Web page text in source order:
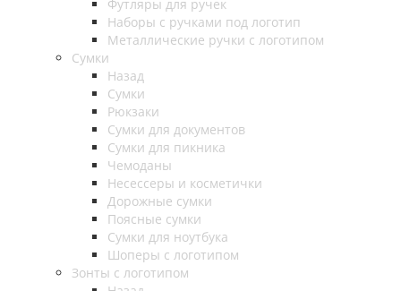
Футляры для ручек
Наборы с ручками под логотип
Металлические ручки с логотипом
Сумки
Назад
Сумки
Рюкзаки
Сумки для документов
Сумки для пикника
Чемоданы
Несессеры и косметички
Дорожные сумки
Поясные сумки
Сумки для ноутбука
Шоперы с логотипом
Зонты с логотипом